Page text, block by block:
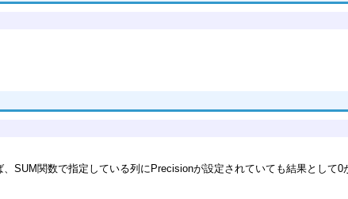
SUM関数で指定している列にPrecisionが設定されていても結果として